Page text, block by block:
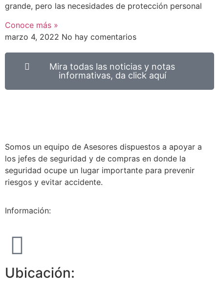
grande, pero las necesidades de protección personal
Conoce más »
marzo 4, 2022 No hay comentarios
Mira todas las noticias y notas
informativas, da click aquí
Somos un equipo de Asesores dispuestos a apoyar a
los jefes de seguridad y de compras en donde la
seguridad ocupe un lugar importante para prevenir
riesgos y evitar accidente.
Información:
Ubicación: